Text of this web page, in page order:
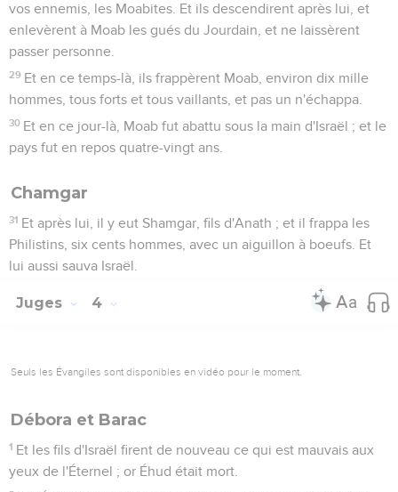
vos ennemis, les Moabites. Et ils descendirent après lui, et
enlevèrent à Moab les gués du Jourdain, et ne laissèrent
passer personne.
29 Et en ce temps-là, ils frappèrent Moab, environ dix mille
hommes, tous forts et tous vaillants, et pas un n'échappa.
30 Et en ce jour-là, Moab fut abattu sous la main d'Israël ; et le
pays fut en repos quatre-vingt ans.
Chamgar
31 Et après lui, il y eut Shamgar, fils d'Anath ; et il frappa les
Philistins, six cents hommes, avec un aiguillon à boeufs. Et
lui aussi sauva Israël.
Juges 4
Seuls les Évangiles sont disponibles en vidéo pour le moment.
Débora et Barac
1 Et les fils d'Israël firent de nouveau ce qui est mauvais aux
yeux de l'Éternel ; or Éhud était mort.